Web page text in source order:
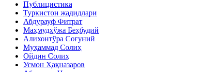
Публицистика
Туркистон жадидлари
Абдурауф Фитрат
Маҳмудхўжа Беҳбудий
Алихонтўра Соғуний
Муҳаммад Солиҳ
Ойдин Солиҳ
Усмон Ҳақназаров